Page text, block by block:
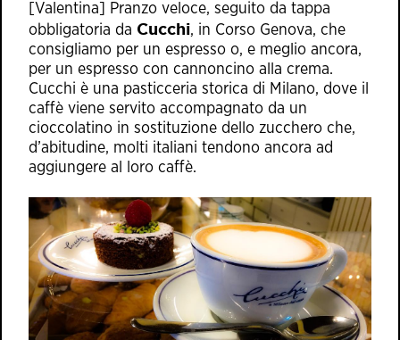
[Valentina] Pranzo veloce, seguito da tappa
obbligatoria da Cucchi, in Corso Genova, che
consigliamo per un espresso o, e meglio ancora,
per un espresso con cannoncino alla crema.
Cucchi è una pasticceria storica di Milano, dove il
caffè viene servito accompagnato da un
cioccolatino in sostituzione dello zucchero che,
d’abitudine, molti italiani tendono ancora ad
aggiungere al loro caffè.